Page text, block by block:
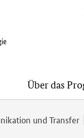
Über das
und Transfer